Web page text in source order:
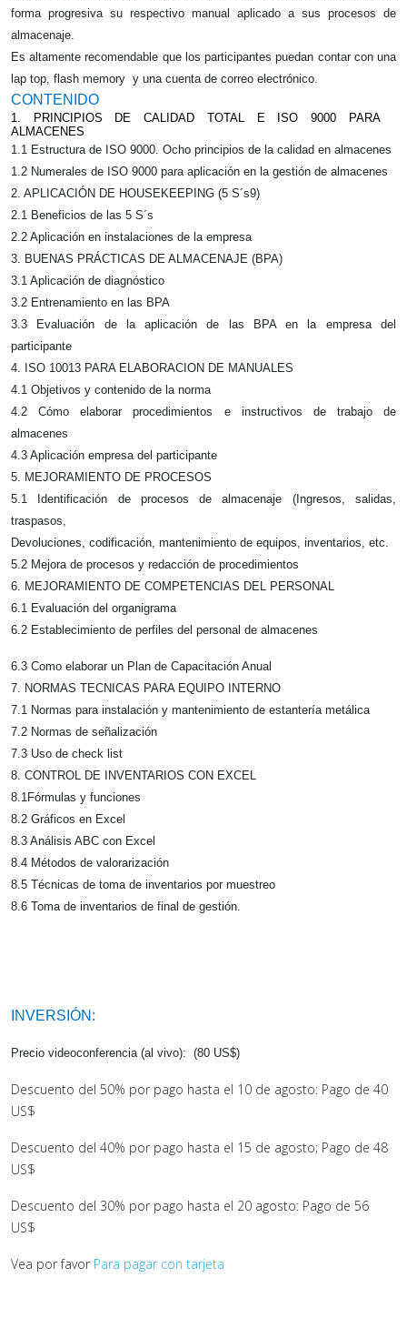
forma progresiva su respectivo manual aplicado a sus procesos de
almacenaje.
Es altamente recomendable que los participantes puedan contar con una
lap top, flash memory y una cuenta de correo electrónico.
CONTENIDO
1. PRINCIPIOS DE CALIDAD TOTAL E ISO 9000 PARA
ALMACENES
1.1 Estructura de ISO 9000. Ocho principios de la calidad en almacenes
1.2 Numerales de ISO 9000 para aplicación en la gestión de almacenes
2. APLICACIÓN DE HOUSEKEEPING (5 S´s9)
2.1 Beneficios de las 5 S´s
2.2 Aplicación en instalaciones de la empresa
3. BUENAS PRÁCTICAS DE ALMACENAJE (BPA)
3.1 Aplicación de diagnóstico
3.2 Entrenamiento en las BPA
3.3 Evaluación de la aplicación de las BPA en la empresa del
participante
4. ISO 10013 PARA ELABORACION DE MANUALES
4.1 Objetivos y contenido de la norma
4.2 Cómo elaborar procedimientos e instructivos de trabajo de
almacenes
4.3 Aplicación empresa del participante
5. MEJORAMIENTO DE PROCESOS
5.1 Identificación de procesos de almacenaje (Ingresos, salidas,
traspasos,
Devoluciones, codificación, mantenimiento de equipos, inventarios, etc.
5.2 Mejora de procesos y redacción de procedimientos
6. MEJORAMIENTO DE COMPETENCIAS DEL PERSONAL
6.1 Evaluación del organigrama
6.2 Establecimiento de perfiles del personal de almacenes
6.3 Como elaborar un Plan de Capacitación Anual
7. NORMAS TECNICAS PARA EQUIPO INTERNO
7.1 Normas para instalación y mantenimiento de estantería metálica
7.2 Normas de señalización
7.3 Uso de check list
8. CONTROL DE INVENTARIOS CON EXCEL
8.1Fórmulas y funciones
8.2 Gráficos en Excel
8.3 Análisis ABC con Excel
8.4 Métodos de valorarización
8.5 Técnicas de toma de inventarios por muestreo
8.6 Toma de inventarios de final de gestión.
INVERSIÓN:
Precio videoconferencia (al vivo): (80 US$)
Descuento del 50% por pago hasta el 10 de agosto: Pago de 40
US$
Descuento del 40% por pago hasta el 15 de agosto; Pago de 48
US$
Descuento del 30% por pago hasta el 20 agosto: Pago de 56
US$
Vea por favor Para pagar con tarjeta